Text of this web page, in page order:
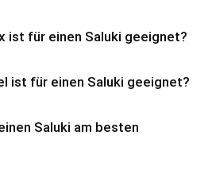
ist für einen Saluki geeignet?
ist für einen Saluki geeignet?
Saluki am besten